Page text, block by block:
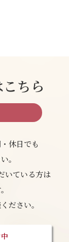
ちら
休日でも
。
いている方は
ださい。